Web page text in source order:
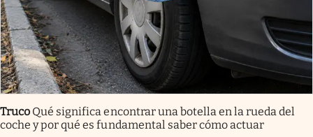
Truco Qué significa encontrar una botella en la rueda del
coche y por qué es fundamental saber cómo actuar